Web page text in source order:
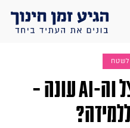
כשהטלפון מצלצל וה-AI עונה –